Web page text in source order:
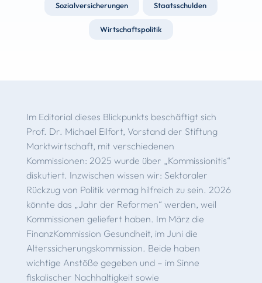
Sozialversicherungen Staatsschulden
Wirtschaftspolitik
Im Editorial dieses Blickpunkts beschäftigt sich
Prof. Dr. Michael Eilfort, Vorstand der Stiftung
Marktwirtschaft, mit verschiedenen
Kommissionen: 2025 wurde über „Kommissionitis“
diskutiert. Inzwischen wissen wir: Sektoraler
Rückzug von Politik vermag hilfreich zu sein. 2026
könnte das „Jahr der Reformen“ werden, weil
Kommissionen geliefert haben. Im März die
FinanzKommission Gesundheit, im Juni die
Alterssicherungskommission. Beide haben
wichtige Anstöße gegeben und – im Sinne
fiskalischer Nachhaltigkeit sowie